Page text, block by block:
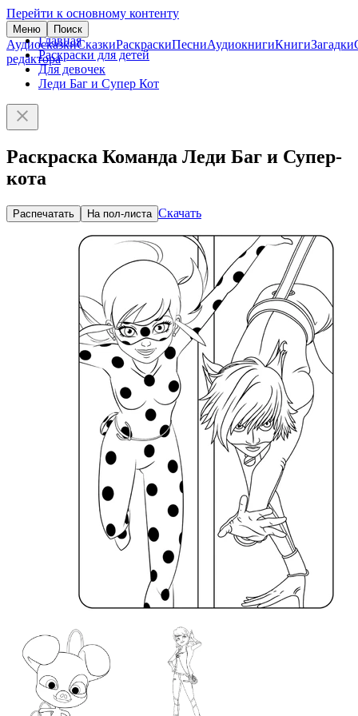
Перейти к основному контенту
Меню Поиск
АудиосказкиСказкиРаскраскиПесниАудиокнигиКнигиЗагадки
редактора
Главная
Раскраски для детей
Для девочек
Леди Баг и Супер Кот
Раскраска Команда Леди Баг и Супер-
кота
Распечатать На пол-листа Скачать